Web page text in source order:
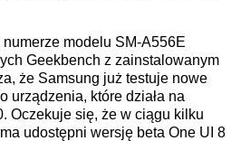
modelu SM-A556E
Geekbench z zainstalowanym
że Samsung już testuje nowe
urządzenia, które działa na
Oczekuje się, że w ciągu kilku
udostępni wersję beta One UI 8